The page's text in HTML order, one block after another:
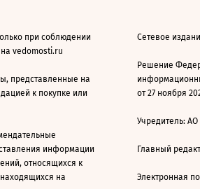
при соблюдении
vedomosti.ru
представленные на
к покупке или
информации
относящихся к
на
Сетевое
Решение
от 27 ноября
Учредитель:
Главный
Электронная